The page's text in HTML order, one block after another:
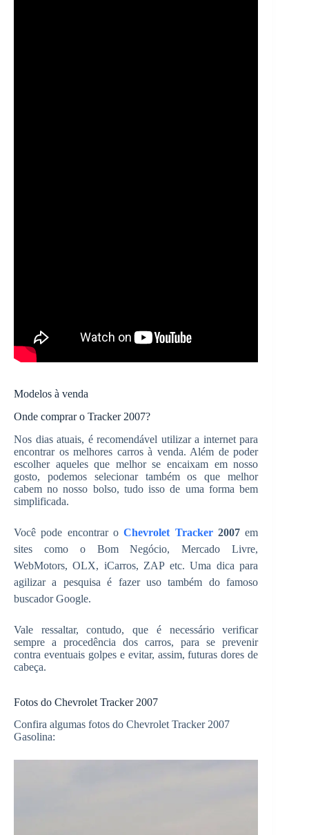
Modelos à venda
Onde comprar o Tracker 2007?
Nos dias atuais, é recomendável utilizar a internet para
encontrar os melhores carros à venda. Além de poder
escolher aqueles que melhor se encaixam em nosso
gosto, podemos selecionar também os que melhor
cabem no nosso bolso, tudo isso de uma forma bem
simplificada.
Você pode encontrar oChevrolet Tracker2007em
sites como o Bom Negócio, Mercado Livre,
WebMotors, OLX, iCarros, ZAP etc. Uma dica para
agilizar a pesquisa é fazer uso também do famoso
buscador Google.
Vale ressaltar, contudo, que é necessário verificar
sempre a procedência dos carros, para se prevenir
contra eventuais golpes e evitar, assim, futuras dores de
cabeça.
Fotos do Chevrolet Tracker 2007
Confira algumas fotos do Chevrolet Tracker 2007
Gasolina: